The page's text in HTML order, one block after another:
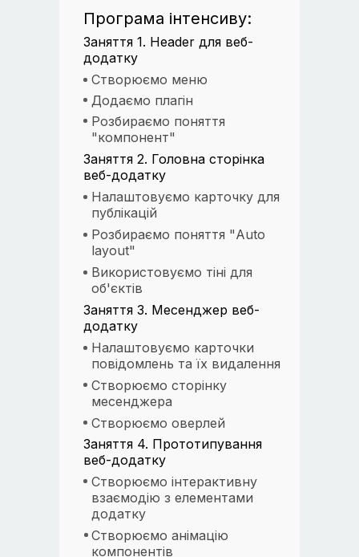
Програма інтенсиву:
Заняття 1. Header для веб-
додатку
Заняття 2. Головна сторінка
веб-додатку
Створюємо меню
Заняття 3. Месенджер веб-
додатку
Додаємо плагін
Налаштовуємо карточку для
публікацій
Заняття 4. Прототипування
веб-додатку
Налаштовуємо карточки
повідомлень та їх видалення
Створюємо сторінку
месенджера
Створюємо інтерактивну
взаємодію з елементами
додатку
Розбираємо поняття "Auto
layout"
Створюємо анімацію
компонентів
Розбираємо поняття
"компонент"
Використовуємо тіні для
об'єктів
Створюємо оверлей